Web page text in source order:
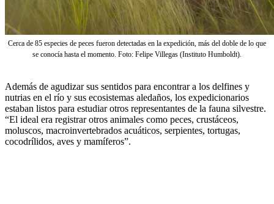
Cerca de 85 especies de peces fueron detectadas en la expedición, más del doble de lo que
se conocía hasta el momento. Foto: Felipe Villegas (Instituto Humboldt).
Además de agudizar sus sentidos para encontrar a los delfines y
nutrias en el río y sus ecosistemas aledaños, los expedicionarios
estaban listos para estudiar otros representantes de la fauna silvestre.
“El ideal era registrar otros animales como peces, crustáceos,
moluscos, macroinvertebrados acuáticos, serpientes, tortugas,
cocodrílidos, aves y mamíferos”.